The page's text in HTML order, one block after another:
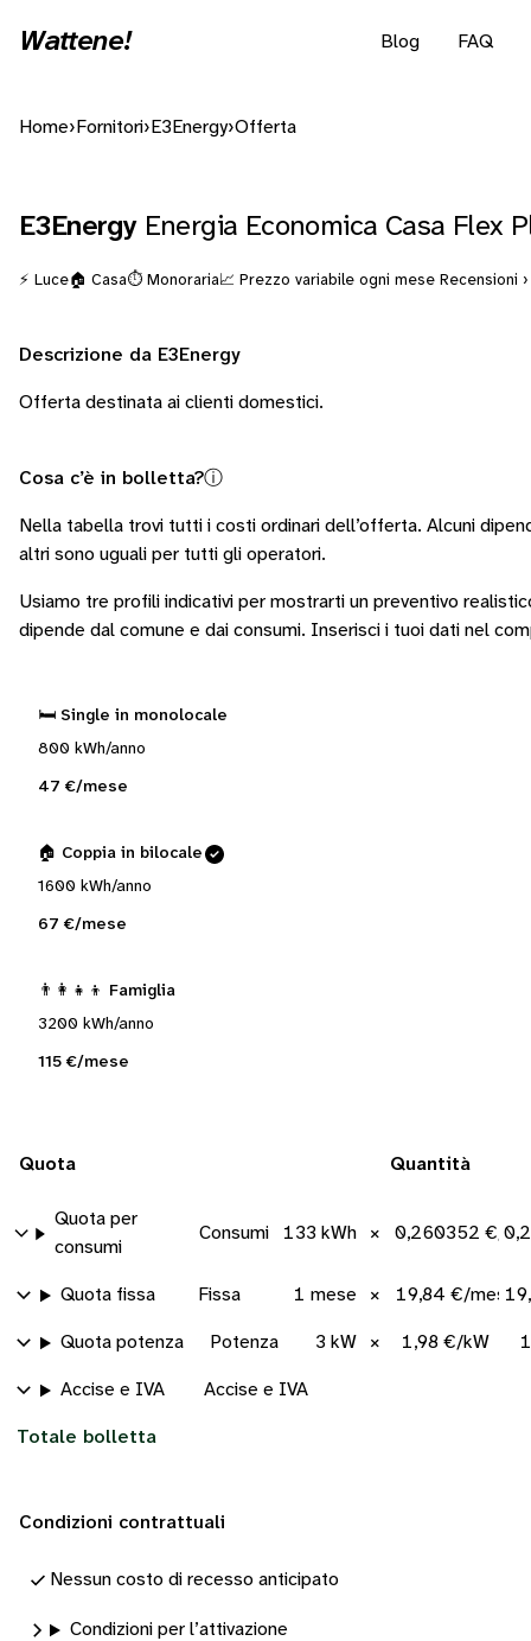
Wattene! Blog FAQ
Home› Fornitori› E3Energy›Offerta
E3Energy Energia Economica Casa Flex
⚡ Luce🏠 Casa⏱️ Monoraria📈 Prezzo variabile ogni mese Recensioni ›
Descrizione da E3Energy
Offerta destinata ai clienti domestici.
Cosa c’è in bolletta?ⓘ
Nella tabella trovi tutti i costi ordinari dell’offerta. Alcuni
altri sono uguali per tutti gli operatori.
Usiamo tre profili indicativi per mostrarti un preventivo
dipende dal comune e dai consumi. Inserisci i tuoi dati nel
🛏️ Single in monolocale
800 kWh/anno
47 €/mese
🏠 Coppia in bilocale
1600 kWh/anno
67 €/mese
👨‍👩‍👧‍👦 Famiglia
3200 kWh/anno
115 €/mese
Quota Quantità
Quota per
consumi
Consumi 133 kWh × 0,260352 €/
Quota fissa Fissa 1 mese × 19,84 €/mese
Quota potenza Potenza 3 kW × 1,98 €/kW
Accise e IVA Accise e IVA
Totale bolletta
Condizioni contrattuali
Nessun costo di recesso anticipato
Condizioni per l’attivazione